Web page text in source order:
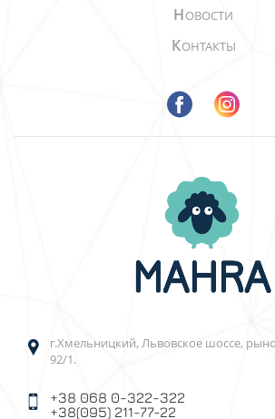
НОВОСТИ
КОНТАКТЫ
г.Хмельницкий, Львовское шоссе,
92/1.
+38 068 0-322-322
+38(095) 211-77-22